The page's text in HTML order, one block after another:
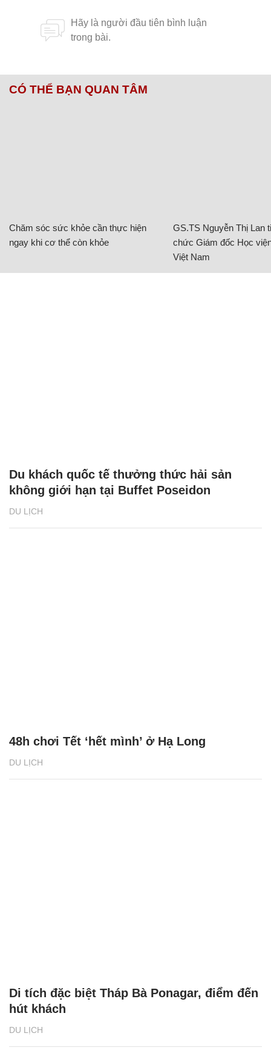
CÓ THỂ BẠN QUAN TÂM
Chăm sóc sức khỏe cần thực hiện
ngay khi cơ thể còn khỏe
GS.TS Nguyễn Thị Lan
chức Giám đốc Học
Việt Nam
DU LỊCH
Du khách quốc tế thưởng thức hải sản
không giới hạn tại Buffet Poseidon
DU LỊCH
48h chơi Tết ‘hết mình’ ở Hạ Long
DU LỊCH
Di tích đặc biệt Tháp Bà Ponagar, điểm đến
hút khách